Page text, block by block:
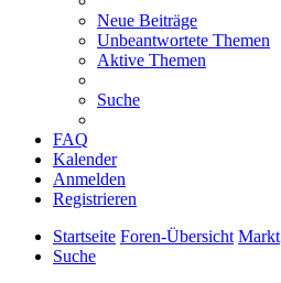
Neue Beiträge
Unbeantwortete Themen
Aktive Themen
Suche
FAQ
Kalender
Anmelden
Registrieren
Startseite Foren-Übersicht Markt
Suche